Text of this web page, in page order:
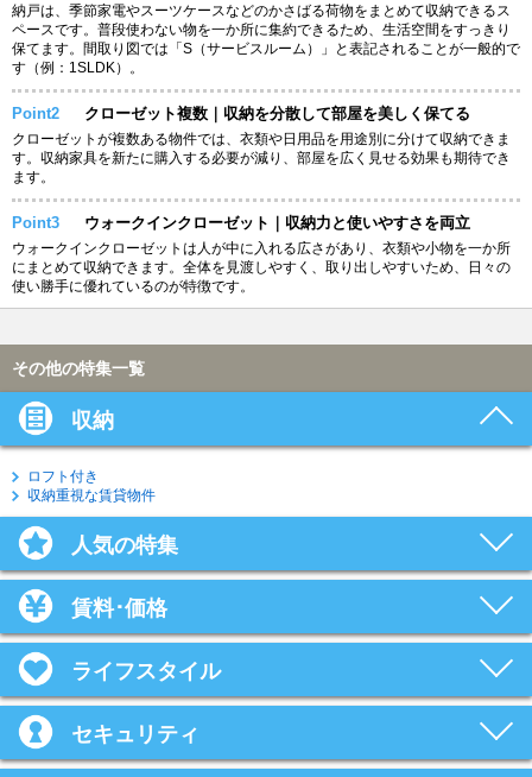
納戸は、季節家電やスーツケースなどのかさばる荷物をまとめて収納できるス
ペースです。普段使わない物を一か所に集約できるため、生活空間をすっきり
保てます。間取り図では「S（サービスルーム）」と表記されることが一般的で
す（例：1SLDK）。
Point2 クローゼット複数｜収納を分散して部屋を美しく保てる
クローゼットが複数ある物件では、衣類や日用品を用途別に分けて収納できま
す。収納家具を新たに購入する必要が減り、部屋を広く見せる効果も期待でき
ます。
Point3 ウォークインクローゼット｜収納力と使いやすさを両立
ウォークインクローゼットは人が中に入れる広さがあり、衣類や小物を一か所
にまとめて収納できます。全体を見渡しやすく、取り出しやすいため、日々の
使い勝手に優れているのが特徴です。
その他の特集一覧
収納
ロフト付き
収納重視な賃貸物件
人気の特集
賃料･価格
ライフスタイル
セキュリティ